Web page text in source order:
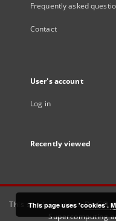
Frequently asked
Contact
User's account
Log in
Recently viewed
This service runs onDInGO
Supercomputing
This page uses 'cookies'.